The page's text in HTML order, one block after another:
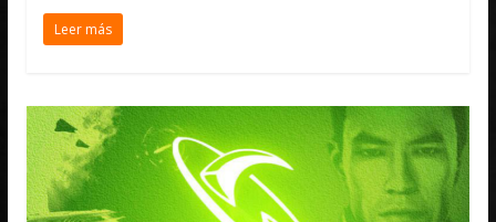
Leer más